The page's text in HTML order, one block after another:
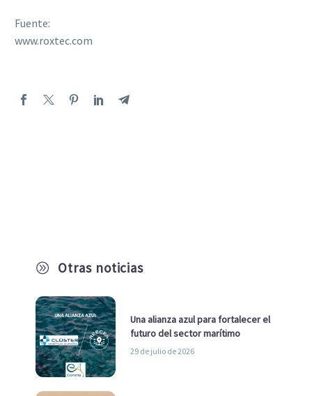
A Otras noticias
Una alianza azul para fortalecer el
futuro del sector marítimo
29 de julio de 2026
Fuente:
www.roxtec.com